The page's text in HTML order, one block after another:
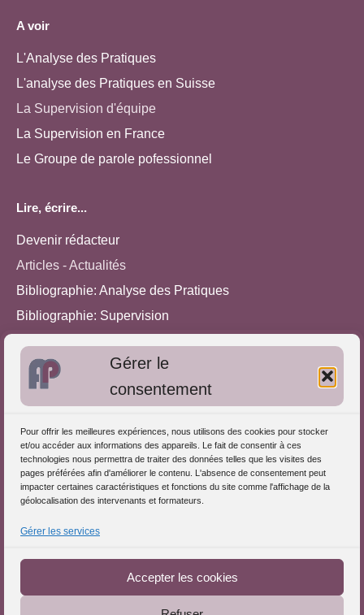
Gérer le
consentement
Pour offrir les meilleures expériences, nous utilisons des cookies pour stocker
et/ou accéder aux informations des appareils. Le fait de consentir à ces
technologies nous permettra de traiter des données telles que les visites des
pages préférées afin d'améliorer le contenu. L'absence de consentement peut
impacter certaines caractéristiques et fonctions du site comme l'affichage de la
géolocalisation des intervenants et formateurs.
Gérer les services
Accepter les cookies
A voir
L'Analyse des Pratiques
L'analyse des Pratiques en Suisse
La Supervision d'équipe
La Supervision en France
Le Groupe de parole pofessionnel
Lire, écrire...
Devenir rédacteur
Articles - Actualités
Bibliographie: Analyse des Pratiques
Bibliographie: Supervision
Approches de l'Analyse des pratiques
S'inscrire dans l'Annuaire
Publiez vos formations
Charte déontologique
Téléchargez le Guide